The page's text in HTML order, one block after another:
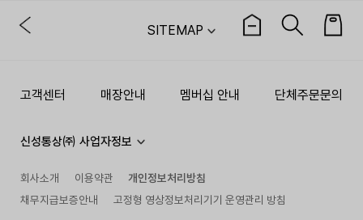
SITEMAP
고객센터 매장안내 멤버십 안내 단체주문문의
신성통상㈜ 사업자정보
회사소개 이용약관
개인정보처리방침
채무지급보증안내
고정형 영상정보처리기기 운영관리 방침